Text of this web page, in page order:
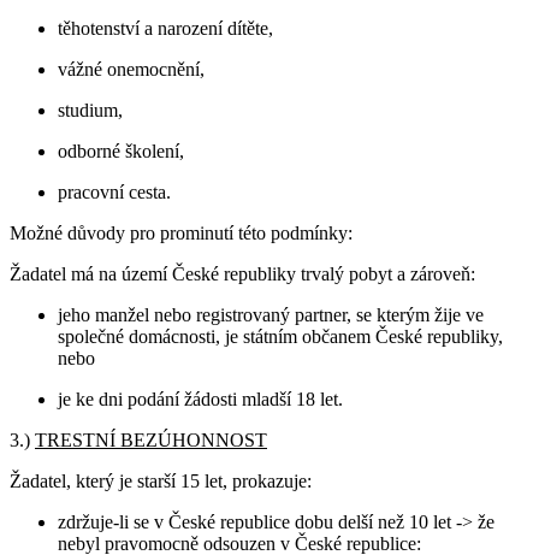
těhotenství a narození dítěte,
vážné onemocnění,
studium,
odborné školení,
pracovní cesta.
Možné důvody pro prominutí této podmínky:
Žadatel má na území České republiky trvalý pobyt a zároveň:
jeho manžel nebo registrovaný partner, se kterým žije ve
společné domácnosti, je státním občanem České republiky,
nebo
je ke dni podání žádosti mladší 18 let.
3.) TRESTNÍ BEZÚHONNOST
Žadatel, který je starší 15 let, prokazuje:
zdržuje-li se v České republice dobu delší než 10 let -> že
nebyl pravomocně odsouzen v České republice: